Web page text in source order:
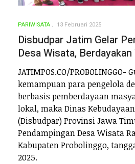
PARIWISATA 13 Februari 2025
Disbudpar Jatim Gelar
Desa Wisata,
JATIMPOS.CO/
kemampuan para pengelola
berbasis pemberdayaan
lokal, maka Dinas
(Disbudpar) Provinsi Jawa
Pendampingan Desa Wisata
Kabupaten Probolinggo,
2025.